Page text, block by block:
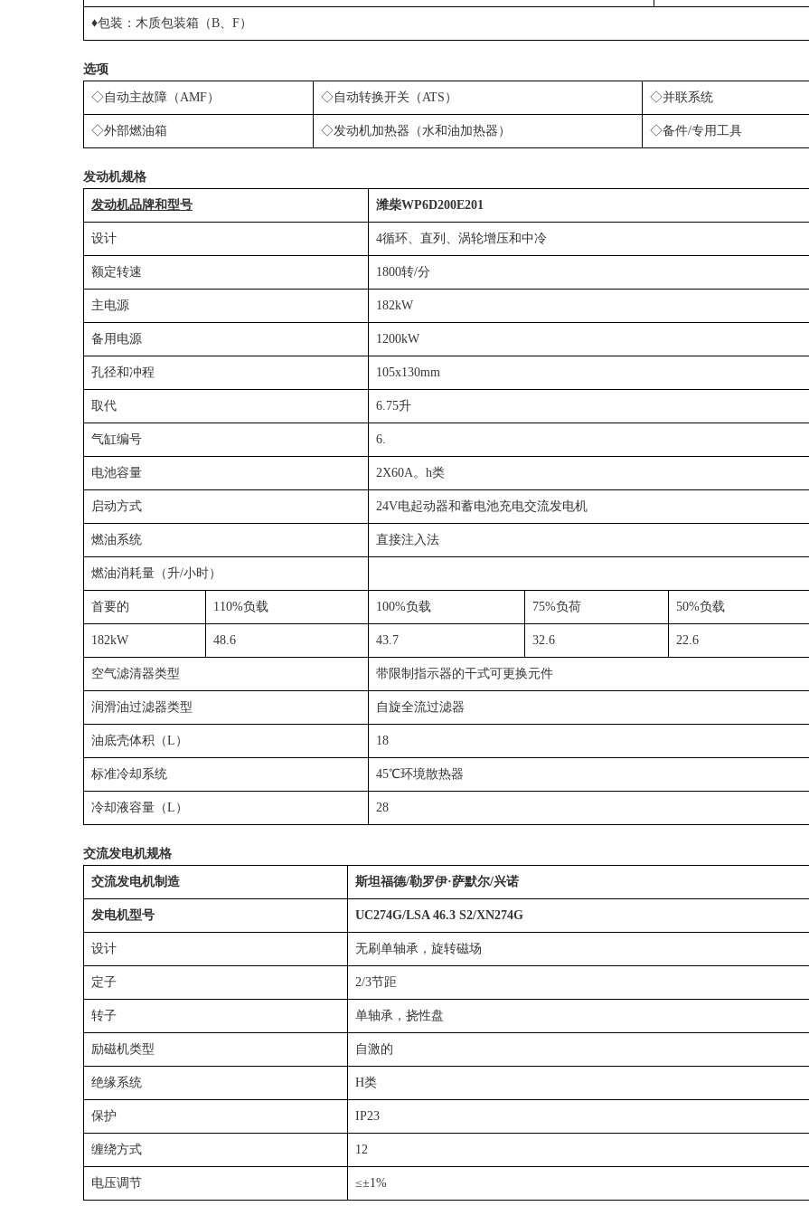
♦包装：木质包装箱（B、F）
选项
◇自动主故障（AMF） ◇自动转换开关（ATS） ◇并联系统
◇外部燃油箱 ◇发动机加热器（水和油加热器） ◇备件/专用工具
发动机规格
发动机品牌和型号 潍柴WP6D200E201
设计 4循环、直列、涡轮增压和中冷
额定转速 1800转/分
主电源 182kW
备用电源 1200kW
孔径和冲程 105x130mm
取代 6.75升
气缸编号 6.
电池容量 2X60A。h类
启动方式 24V电起动器和蓄电池充电交流发电机
燃油系统 直接注入法
燃油消耗量（升/小时）
首要的 110%负载 100%负载 75%负荷 50%负载
182kW 48.6 43.7 32.6 22.6
空气滤清器类型 带限制指示器的干式可更换元件
润滑油过滤器类型 自旋全流过滤器
油底壳体积（L） 18
标准冷却系统 45℃环境散热器
冷却液容量（L） 28
交流发电机规格
交流发电机制造 斯坦福德/勒罗伊·萨默尔/兴诺
发电机型号 UC274G/LSA 46.3 S2/XN274G
设计 无刷单轴承，旋转磁场
定子 2/3节距
转子 单轴承，挠性盘
励磁机类型 自激的
绝缘系统 H类
保护 IP23
缠绕方式 12
电压调节 ≤±1%